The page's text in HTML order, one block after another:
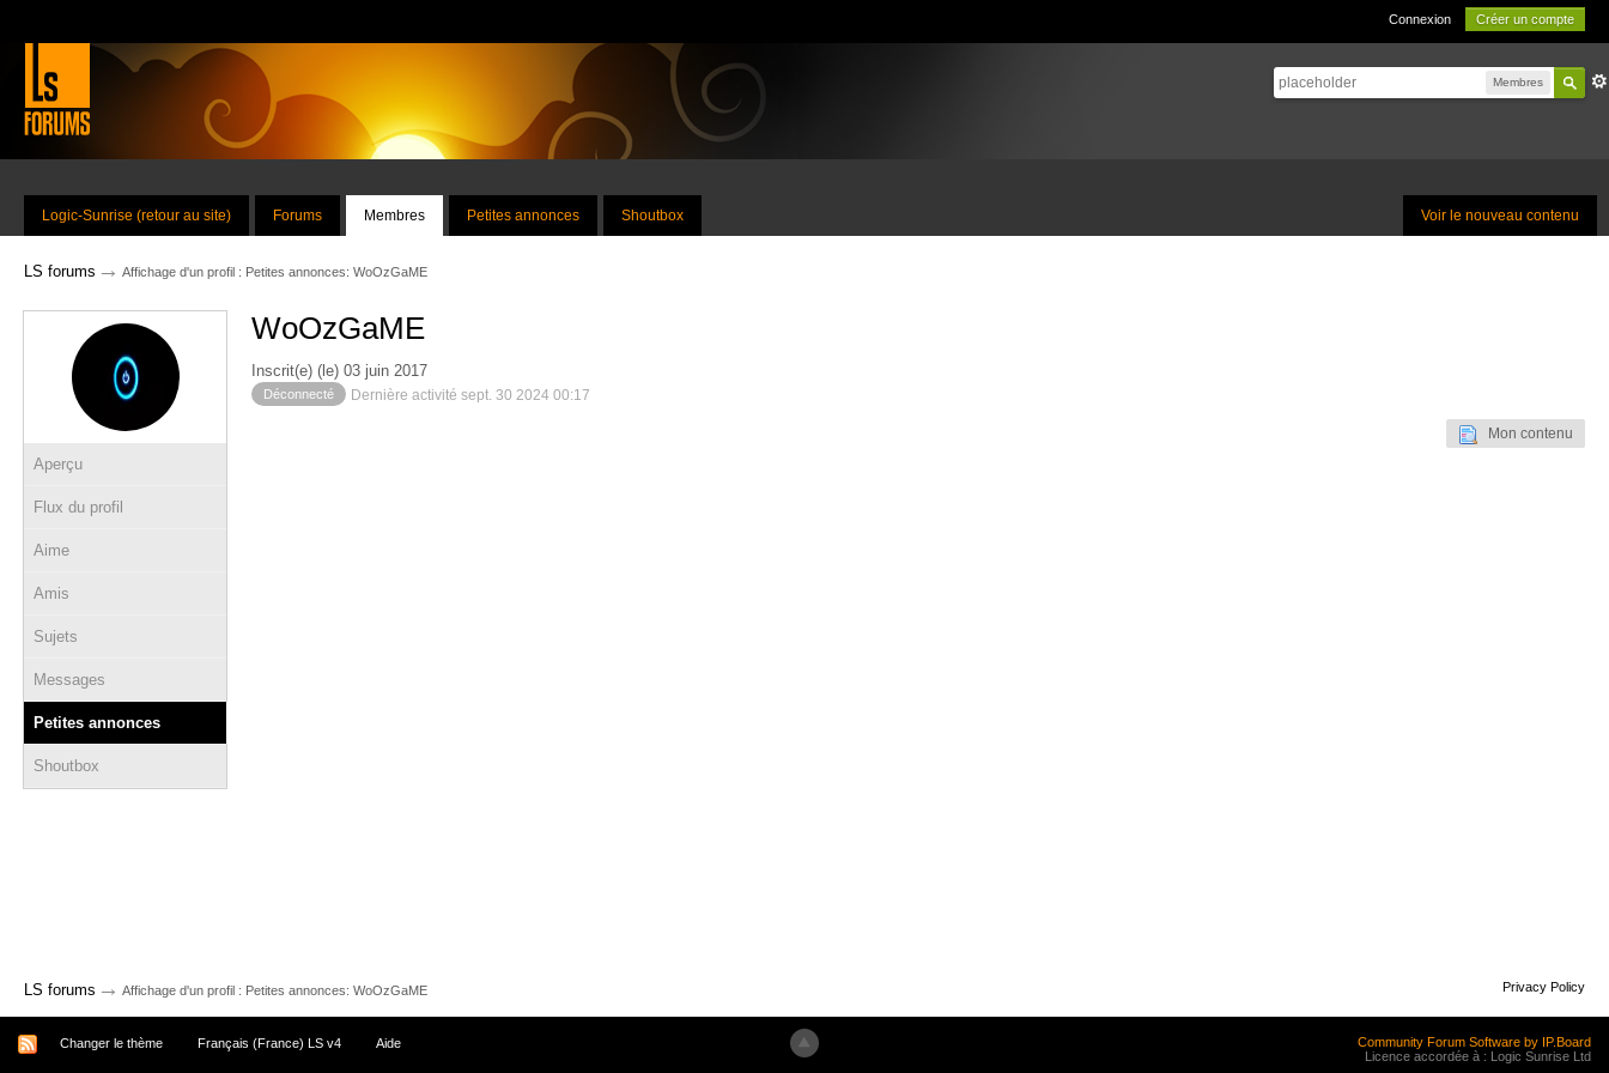
Connexion Créer un compte
Membres
Voir le nouveau contenu
Logic-Sunrise (retour au site) Forums Membres Petites annonces Shoutbox
LS forums → Affichage d'un profil : Petites annonces: WoOzGaME
Aperçu
Flux du profil
Aime
Amis
Sujets
Messages
Petites annonces
Shoutbox
WoOzGaME
Inscrit(e) (le) 03 juin 2017
Déconnecté Dernière activité sept. 30 2024 00:17
Mon contenu
LS forums → Affichage d'un profil : Petites annonces: WoOzGaME Privacy Policy
Changer le thème Français (France) LS v4 Aide
Community Forum Software by IP.Board
Licence accordée à : Logic Sunrise Ltd